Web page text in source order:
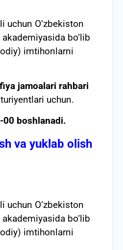
uchun O‘zbekiston
bo‘lib
imtihonlarni
jamoalari rahbari
uchun.
boshlanadi.
va yuklab olish
uchun O‘zbekiston
bo‘lib
imtihonlarni